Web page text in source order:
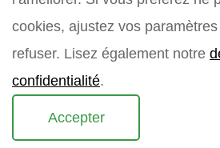
cookies, ajustez vos
refuser. Lisez également notre
confidentialité.
Accepter